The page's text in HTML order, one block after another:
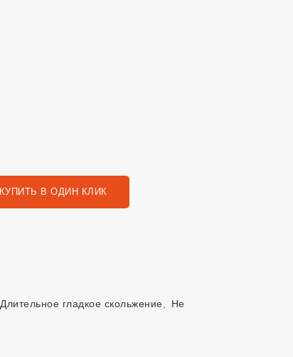
КУПИТЬ В ОДИН КЛИК
Длительное гладкое скольжение
Не